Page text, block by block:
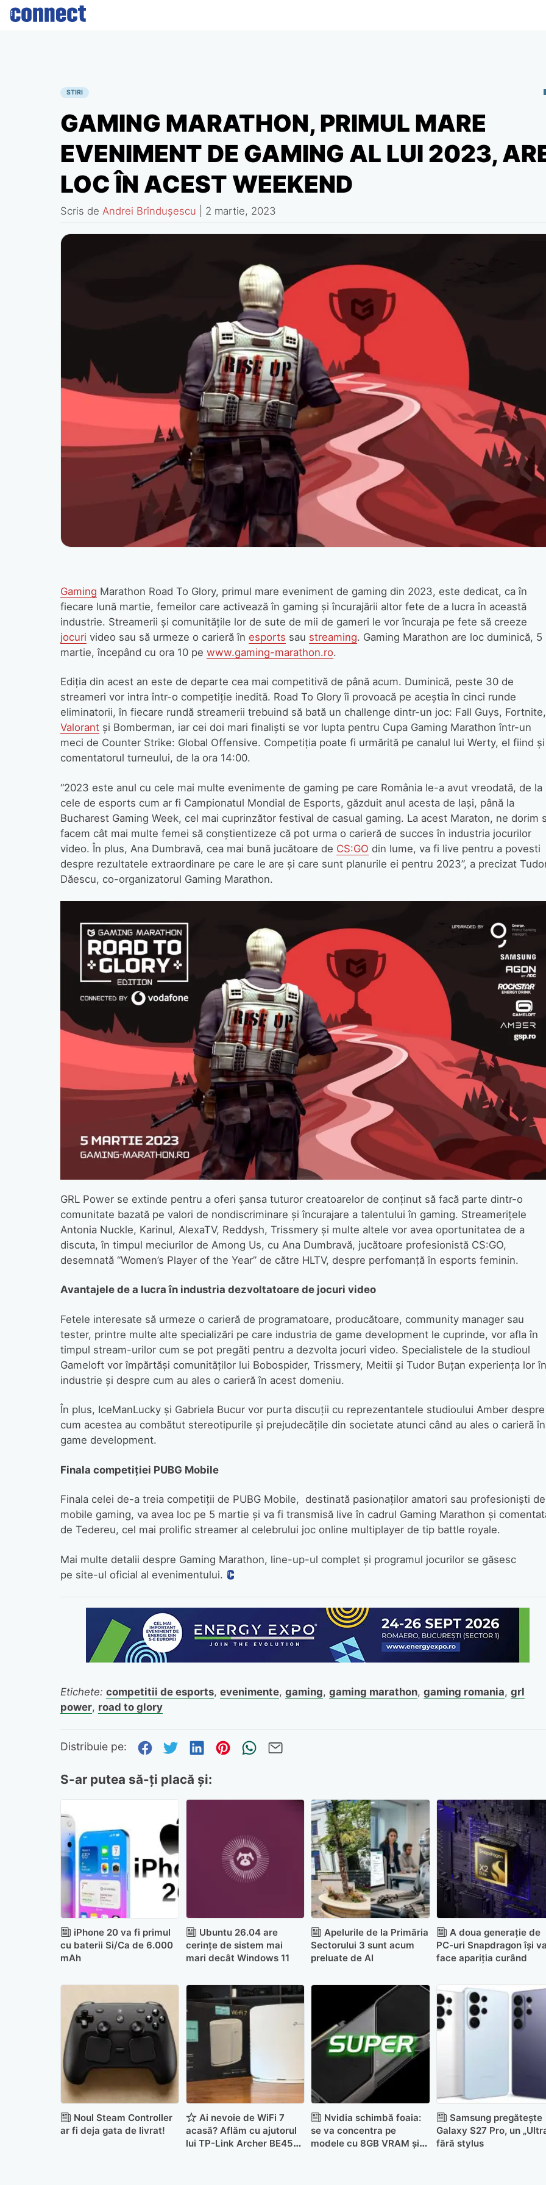
Skip
STIRI
GAMING MARATHON, PRIMUL MARE
EVENIMENT DE GAMING AL LUI 2023,
LOC ÎN ACEST WEEKEND
Scris de Andrei Brîndușescu 2 martie, 2023
Gaming Marathon Road To Glory, primul mare eveniment de gaming din 2023, este dedicat, ca în
fiecare lună martie, femeilor care activează în gaming și încurajării altor fete de a lucra în această
industrie. Streamerii și comunitățile lor de sute de mii de gameri le vor încuraja pe fete să creeze
jocuri video sau să urmeze o carieră în esports sau streaming. Gaming Marathon are loc duminică, 5
martie, începând cu ora 10 pe www.gaming-marathon.ro.
Ediția din acest an este de departe cea mai competitivă de până acum. Duminică, peste 30 de
streameri vor intra într-o competiție inedită. Road To Glory îi provoacă pe aceștia în cinci runde
eliminatorii, în fiecare rundă streamerii trebuind să bată un challenge dintr-un joc: Fall Guys, Fortnite,
Valorantși Bomberman, iar cei doi mari finaliști se vor lupta pentru Cupa Gaming Marathon într-un
meci de Counter Strike: Global Offensive. Competiția poate fi urmărită pe canalul lui Werty, el fiind și
comentatorul turneului, de la ora 14:00.
“2023 este anul cu cele mai multe evenimente de gaming pe care România le-a avut vreodată, de la
cele de esports cum ar fi Campionatul Mondial de Esports, găzduit anul acesta de Iași, până la
Bucharest Gaming Week, cel mai cuprinzător festival de casual gaming. La acest Maraton, ne dorim
facem cât mai multe femei să conștientizeze că pot urma o carieră de succes în industria jocurilor
video. În plus, Ana Dumbravă, cea mai bună jucătoare de CS:GO din lume, va fi live pentru a povesti
despre rezultatele extraordinare pe care le are și care sunt planurile ei pentru 2023”, a precizat
Dăescu, co-organizatorul Gaming Marathon.
GRL Power se extinde pentru a oferi șansa tuturor creatoarelor de conținut să facă parte dintr-o
comunitate bazată pe valori de nondiscriminare și încurajare a talentului în gaming. Streamerițele
Antonia Nuckle, Karinul, AlexaTV, Reddysh, Trissmery și multe altele vor avea oportunitatea de a
discuta, în timpul meciurilor de Among Us, cu Ana Dumbravă, jucătoare profesionistă CS:GO,
desemnată “Women’s Player of the Year” de către HLTV, despre perfomanță în esports feminin.
Avantajele de a lucraîn industria dezvoltatoare de jocuri video
Fetele interesate să urmeze o carieră de programatoare, producătoare, community manager sau
tester, printre multe alte specializări pe care industria de game development le cuprinde, vor afla în
timpul stream-urilor cum se pot pregăti pentru a dezvolta jocuri video. Specialistele de la studioul
Gameloft vor împărtăși comunităților lui Bobospider, Trissmery, Meitii și Tudor Buțan experiența lor în
industrie și despre cum au ales o carieră în acest domeniu.
În plus, IceManLucky și Gabriela Bucur vor purta discuții cu reprezentantele studioului Amber despre
cum acestea au combătut stereotipurile și prejudecățile din societate atunci când au ales o carieră în
game development.
Finala competiției PUBG Mobile
Finala celei de-a treia competiții de PUBG Mobile, destinată pasionaților amatori sau profesioniști de
mobile gaming, va avea loc pe 5 martie și va fi transmisă live în cadrul Gaming Marathon și
de Tedereu, cel mai prolific streamer al celebrului joc online multiplayer de tip battle royale.
Mai multe detalii despre Gaming Marathon, line-up-ul complet și programul jocurilor se găsesc
pe site-ul oficial al evenimentului.
Etichete: competitii de esports, evenimente, gaming, gaming marathon, gaming romania, grl
power, road to glory
Distribuie pe: Distribuie pe Facebook
Distribuie pe Twitter
Distribuie pe LinkedIn
Distribuie pe Pinterest
Trimite prin whatsapp
S-ar putea să-ți placă și:
iPhone 20 va fi primul
cu baterii Si/Ca de 6.000
mAh
Ubuntu 26.04 are
cerințe de sistem mai
mari decât Windows 11
Apelurile de la Primăria
Sectorului 3 sunt acum
preluate de AI
A doua generație de
PC-uri Snapdragon își
face apariția curând
Noul Steam Controller
ar fi deja gata de livrat!
Ai nevoie de WiFi 7
acasă? Aflăm cu ajutorul
lui TP-Link Archer BE450
Nvidia schimbă foaia:
se va concentra pe
modele cu 8GB VRAM și
Samsung pregătește
Galaxy S27 Pro, un
fără stylus